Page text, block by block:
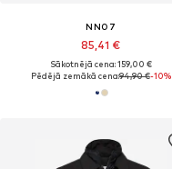
NN07
85,41 €
Sākotnējā cena: 159,00 €
Pēdējā zemākā cena:94,90 €-10%